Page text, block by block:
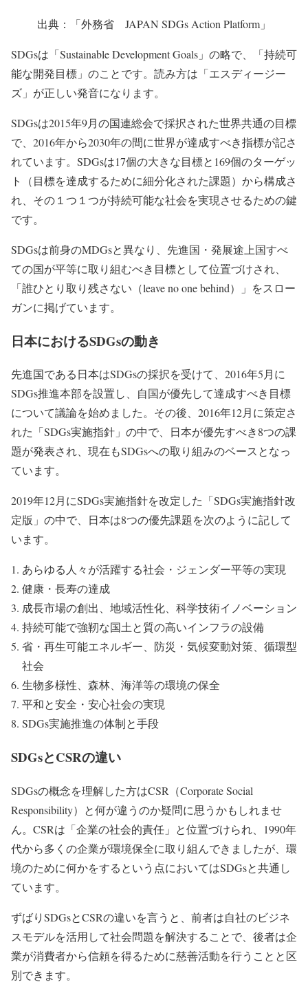
出典：「外務省 JAPAN SDGs Action Platform」
SDGsは「Sustainable Development Goals」の略で、
「持続可
能な開発目標」 のことです。読み方は「エスディージー
ズ」が正しい発音になります。
SDGsは2015年9月の国連総会で採択された世界共通の目標
で、2016年から2030年の間に世界が達成すべき指標が記さ
れています。SDGsは17個の大きな目標と169個のターゲッ
ト
（目標を達成するために細分化された課題）から構成さ
れ、その１つ１つが持続可能な社会を実現させるための鍵
です。
SDGsは前身のMDGsと異なり、先進国・発展途上国すべ
ての国が平等に取り組むべき目標として位置づけされ、
「誰ひとり取り残さない（leave no one behind）」 をスロー
ガンに掲げています。
日本におけるSDGsの動き
先進国である日本はSDGsの採択を受けて、2016年5月に
SDGs推進本部を設置し、自国が優先して達成すべき目標
について議論を始めました。その後、2016年12月に策定さ
れた 「SDGs実施指針」 の中で、日本が優先すべき8つの課
題が発表され、現在もSDGsへの取り組みのベースとなっ
ています。
2019年12月にSDGs実施指針を改定した「SDGs実施指針改
定版」の中で、日本は8つの優先課題を次のように記して
います。
あらゆる人々が活躍する社会・ジェンダー平等の実現
健康・長寿の達成
成長市場の創出、地域活性化、科学技術イノベーション
持続可能で強靭な国土と質の高いインフラの設備
省・再生可能エネルギー、防災・気候変動対策、循環型
社会
生物多様性、森林、海洋等の環境の保全
平和と安全・安心社会の実現
SDGs実施推進の体制と手段
SDGsとCSRの違い
SDGsの概念を理解した方はCSR （Corporate Social
Responsibility）と何が違うのか疑問に思うかもしれませ
ん。CSRは 「企業の社会的責任」 と位置づけられ、1990年
代から多くの企業が環境保全に取り組んできましたが、環
境のために何かをするという点においてはSDGsと共通し
ています。
ずばりSDGsとCSRの違いを言うと、前者は自社のビジネ
スモデルを活用して社会問題を解決することで、後者は企
業が消費者から信頼を得るために慈善活動を行うことと区
別できます。